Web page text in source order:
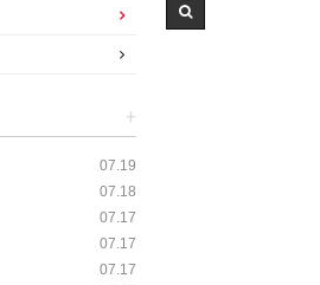
+
07.19
07.18
07.17
07.17
07.17